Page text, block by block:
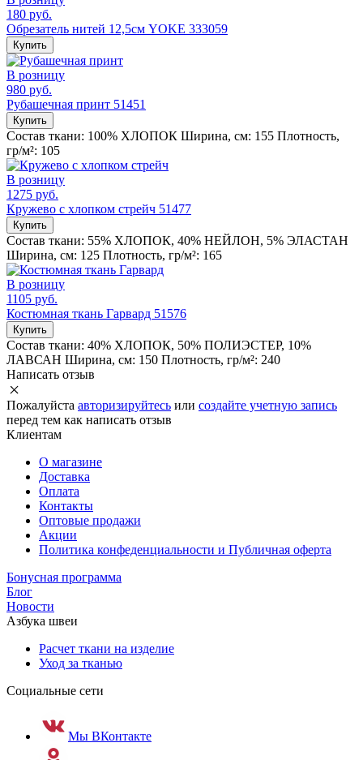
180 руб.
Обрезатель нитей 12,5см YOKE 333059
Купить
В розницу
980 руб.
Рубашечная принт 51451
Купить
Состав ткани: 100% ХЛОПОК Ширина, см: 155 Плотность,
гр/м²: 105
В розницу
1275 руб.
Кружево с хлопком стрейч 51477
Купить
Состав ткани: 55% ХЛОПОК, 40% НЕЙЛОН, 5% ЭЛАСТАН
Ширина, см: 125 Плотность, гр/м²: 165
В розницу
1105 руб.
Костюмная ткань Гарвард 51576
Купить
Состав ткани: 40% ХЛОПОК, 50% ПОЛИЭСТЕР, 10%
ЛАВСАН Ширина, см: 150 Плотность, гр/м²: 240
Написать отзыв
Пожалуйста авторизируйтесь или создайте учетную запись
перед тем как написать отзыв
Клиентам
О магазине
Доставка
Оплата
Контакты
Оптовые продажи
Акции
Политика конфеденциальности и Публичная оферта
Бонусная программа
Блог
Новости
Азбука швеи
Расчет ткани на изделие
Уход за тканью
Социальные сети
Мы ВКонтакте